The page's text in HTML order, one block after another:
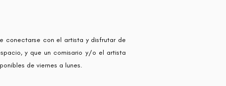
conectarse con el artista y disfrutar de
y que un comisario y/o el artista
de viernes a lunes.